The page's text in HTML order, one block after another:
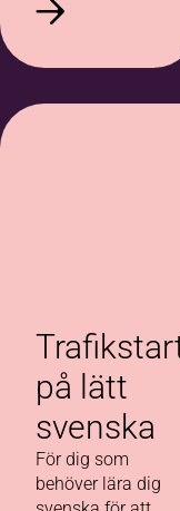
på lätt
svenska
För dig som
behöver lära dig